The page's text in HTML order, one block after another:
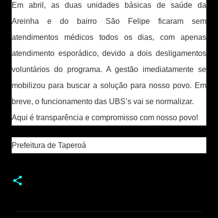
Em abril, as duas unidades básicas de saúde da
Areinha e do bairro São Felipe ficaram sem
atendimentos médicos todos os dias, com apenas
atendimento esporádico, devido a dois desligamentos
voluntários do programa. A gestão imediatamente se
mobilizou para buscar a solução para nosso povo. Em
breve, o funcionamento das UBS’s vai se normalizar.
Aqui é transparência e compromisso com nosso povo!
Prefeitura de Taperoá